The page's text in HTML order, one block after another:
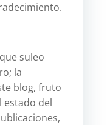
suleo
la
blog, fruto
estado del